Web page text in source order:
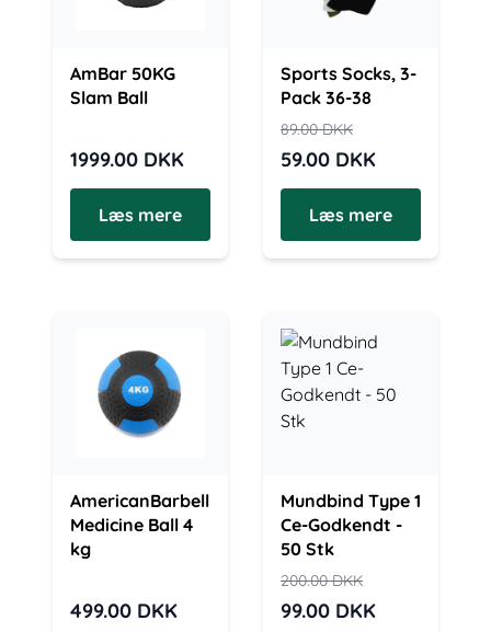
AmBar 50KG
Slam Ball
1999.00 DKK
Læs mere
Sports Socks, 3-
Pack 36-38
89.00DKK
59.00 DKK
Læs mere
AmericanBarbell
Medicine Ball 4
kg
499.00 DKK
Mundbind Type 1
Ce-Godkendt -
50 Stk
200.00DKK
99.00 DKK